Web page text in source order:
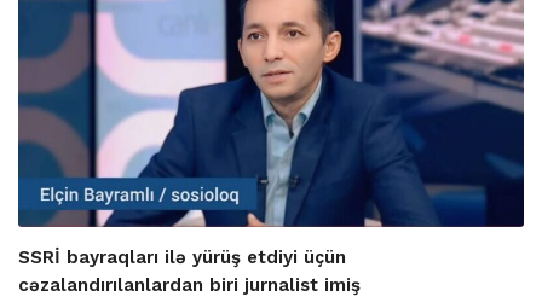
SSRİ bayraqları ilə yürüş etdiyi üçün
cəzalandırılanlardan biri jurnalist imiş